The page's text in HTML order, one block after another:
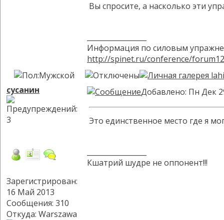
Вы спросите, а насколько эти
Информация по силовым
http://spinet.ru/conference/
сусанин
Зарегистрирован:
16 Май 2013
Сообщения: 310
Откуда: Warszawa
Добавлено: Пн Дек
Это единственное место где я
Кшатрий шудре не оппонент!!!